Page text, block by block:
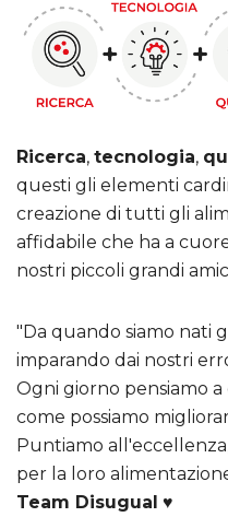
Ricerca, tecnologia,
questi gli elementi
creazione di tutti gli
affidabile che ha a
nostri piccoli grandi
"Da quando siamo nati
imparando dai nostri
Ogni giorno pensiamo a
come possiamo
Puntiamo
per la loro
Team Disugual ♥